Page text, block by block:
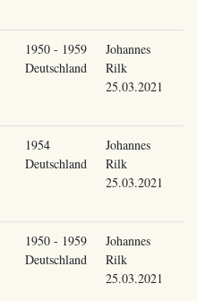
1950 - 1959
Deutschland
Johannes
Rilk
25.03.2021
1954
Deutschland
Johannes
Rilk
25.03.2021
1950 - 1959
Deutschland
Johannes
Rilk
25.03.2021